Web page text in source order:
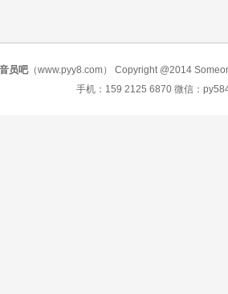
员吧（www.pyy8.com） Copyright @2014
手机：159 2125 6870 微信：